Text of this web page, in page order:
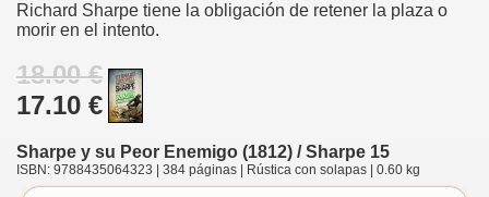
Richard Sharpe tiene la obligación de retener la plaza o
morir en el intento.
18.00 €
17.10 €
Sharpe y su Peor Enemigo (1812) / Sharpe 15
ISBN: 9788435064323 | 384 páginas | Rústica con solapas | 0.60 kg